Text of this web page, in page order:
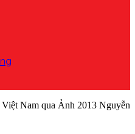
Việt Nam qua Ảnh 2013 Nguyễn